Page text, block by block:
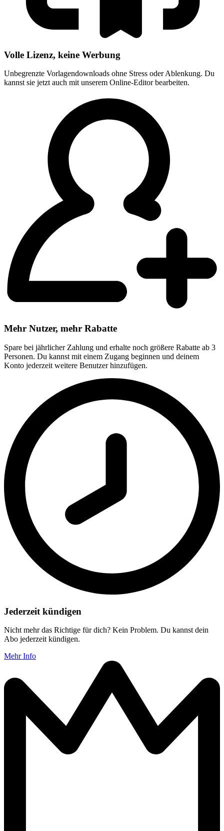
Volle Lizenz, keine Werbung
Unbegrenzte Vorlagendownloads ohne Stress oder Ablenkung. Du
kannst sie jetzt auch mit unserem Online-Editor bearbeiten.
Mehr Nutzer, mehr Rabatte
Spare bei jährlicher Zahlung und erhalte noch größere Rabatte ab 3
Personen. Du kannst mit einem Zugang beginnen und deinem
Konto jederzeit weitere Benutzer hinzufügen.
Jederzeit kündigen
Nicht mehr das Richtige für dich? Kein Problem. Du kannst dein
Abo jederzeit kündigen.
Mehr Info